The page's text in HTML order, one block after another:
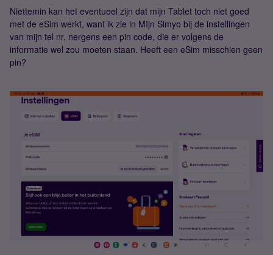
Niettemin kan het eventueel zijn dat mijn Tablet toch niet goed
met de eSim werkt, want ik zie in MIjn Simyo bij de instellingen
van mijn tel nr. nergens een pin code, die er volgens de
informatie wel zou moeten staan. Heeft een eSim misschien geen
pin?